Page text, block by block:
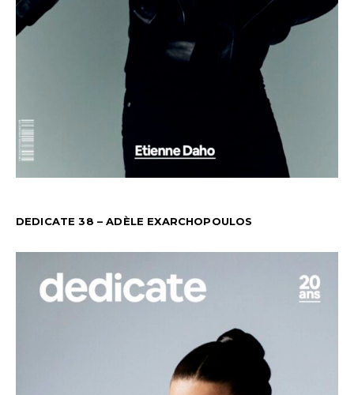
DEDICATE 38 – ADÈLE EXARCHOPOULOS